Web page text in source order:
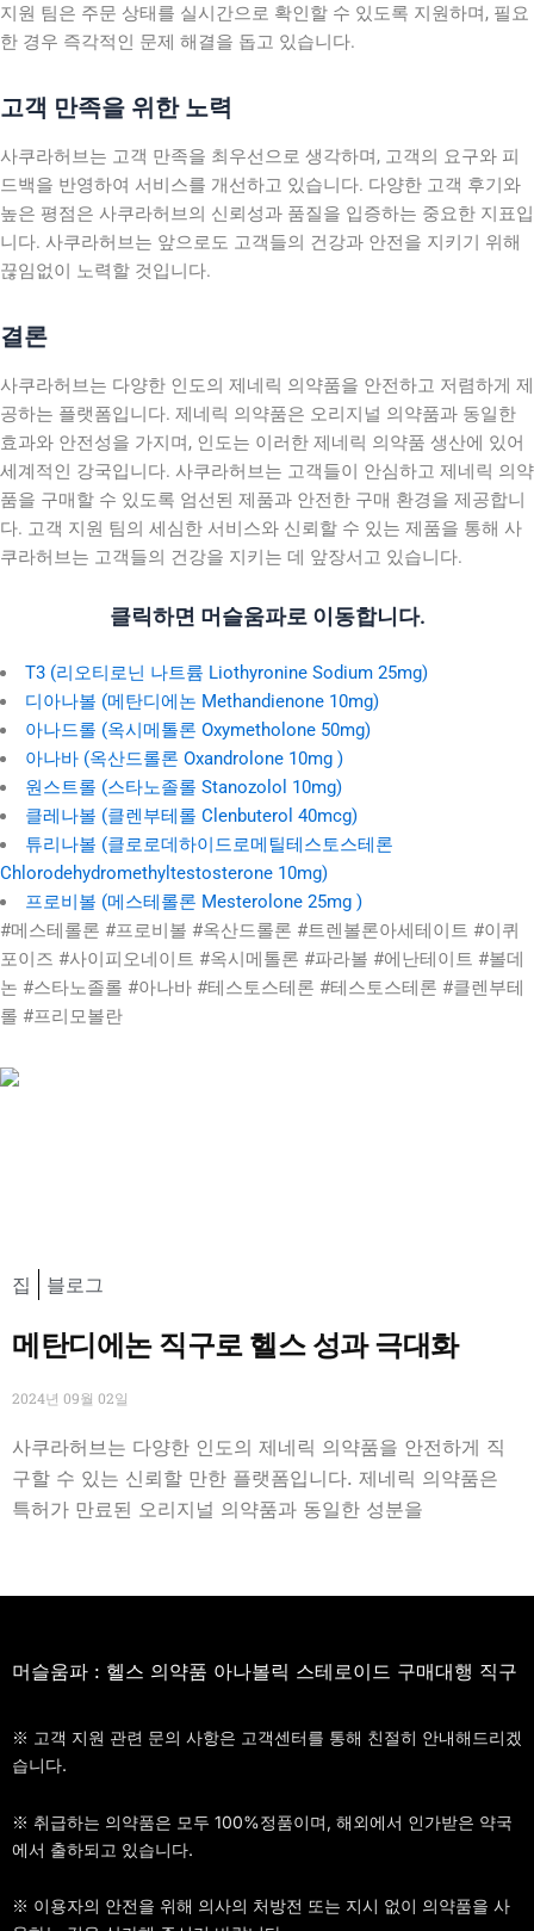
지원 팀은 주문 상태를 실시간으로 확인할 수 있도록 지원하며, 필요
한 경우 즉각적인 문제 해결을 돕고 있습니다.
고객 만족을 위한 노력
사쿠라허브는 고객 만족을 최우선으로 생각하며, 고객의 요구와 피
드백을 반영하여 서비스를 개선하고 있습니다. 다양한 고객 후기와
높은 평점은 사쿠라허브의 신뢰성과 품질을 입증하는 중요한 지표입
니다. 사쿠라허브는 앞으로도 고객들의 건강과 안전을 지키기 위해
끊임없이 노력할 것입니다.
결론
사쿠라허브는 다양한 인도의 제네릭 의약품을 안전하고 저렴하게 제
공하는 플랫폼입니다. 제네릭 의약품은 오리지널 의약품과 동일한
효과와 안전성을 가지며, 인도는 이러한 제네릭 의약품 생산에 있어
세계적인 강국입니다. 사쿠라허브는 고객들이 안심하고 제네릭 의약
품을 구매할 수 있도록 엄선된 제품과 안전한 구매 환경을 제공합니
다. 고객 지원 팀의 세심한 서비스와 신뢰할 수 있는 제품을 통해 사
쿠라허브는 고객들의 건강을 지키는 데 앞장서고 있습니다.
클릭하면 머슬움파로 이동합니다.
T3 (리오티로닌 나트륨 Liothyronine Sodium 25mg)
디아나볼 (메탄디에논 Methandienone 10mg)
아나드롤 (옥시메톨론 Oxymetholone 50mg)
아나바 (옥산드롤론 Oxandrolone 10mg )
원스트롤 (스타노졸롤 Stanozolol 10mg)
클레나볼 (클렌부테롤 Clenbuterol 40mcg)
튜리나볼 (클로로데하이드로메틸테스토스테론
Chlorodehydromethyltestosterone 10mg)
프로비볼 (메스테롤론 Mesterolone 25mg )
#메스테롤론 #프로비볼 #옥산드롤론 #트렌볼론아세테이트 #이퀴
포이즈 #사이피오네이트 #옥시메톨론 #파라볼 #에난테이트 #볼데
논 #스타노졸롤 #아나바 #테스토스테론 #테스토스테론 #클렌부테
롤 #프리모볼란
집 블로그
메탄디에논 직구로 헬스 성과 극대화
2024년 09월 02일
사쿠라허브는 다양한 인도의 제네릭 의약품을 안전하게 직
구할 수 있는 신뢰할 만한 플랫폼입니다. 제네릭 의약품은
특허가 만료된 오리지널 의약품과 동일한 성분을
머슬움파 : 헬스 의약품 아나볼릭 스테로이드 구매대행 직구
※ 고객 지원 관련 문의 사항은 고객센터를 통해 친절히 안내해드리겠
습니다.
※ 취급하는 의약품은 모두 100%정품이며, 해외에서 인가받은 약국
에서 출하되고 있습니다.
※ 이용자의 안전을 위해 의사의 처방전 또는 지시 없이 의약품을 사